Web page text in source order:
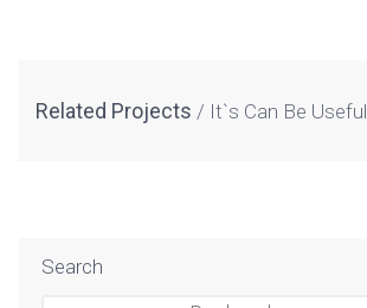
Related Projects It`s Can Be Useful
Search